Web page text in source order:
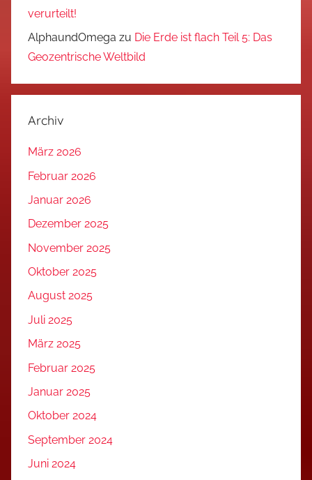
verurteilt!
AlphaundOmega zu Die Erde ist flach Teil 5: Das
Geozentrische Weltbild
Archiv
März 2026
Februar 2026
Januar 2026
Dezember 2025
November 2025
Oktober 2025
August 2025
Juli 2025
März 2025
Februar 2025
Januar 2025
Oktober 2024
September 2024
Juni 2024